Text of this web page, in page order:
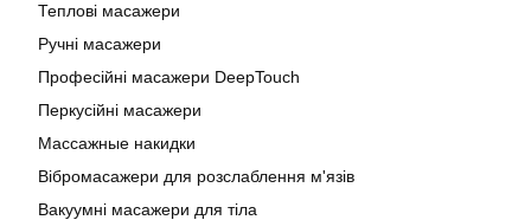
Теплові масажери
Ручні масажери
Професійні масажери DeepTouch
Перкусійні масажери
Массажные накидки
Вібромасажери для розслаблення м'язів
Вакуумні масажери для тіла